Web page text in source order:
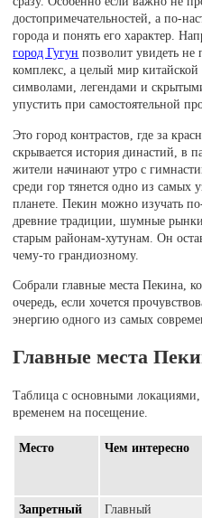
достопримечательностей, а по-
города и понять его характер.
город Гугун позволит увидеть
комплекс, а целый мир
символами, легендами и
упустить при самостоятельной
Это город контрастов, где за
скрывается история династий, в
жители начинают утро с
среди гор тянется одно из самых
планете. Пекин можно изучать
древние традиции, шумные
старым районам-хутунам. Он
чему-то грандиозному.
Собрали главные места Пекина,
очередь, если хочется
энергию одного из самых
Главные места
Таблица с основными
временем на посещение.
Место Чем интересно
Запретный
Главный